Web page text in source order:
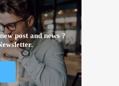
post and news ?